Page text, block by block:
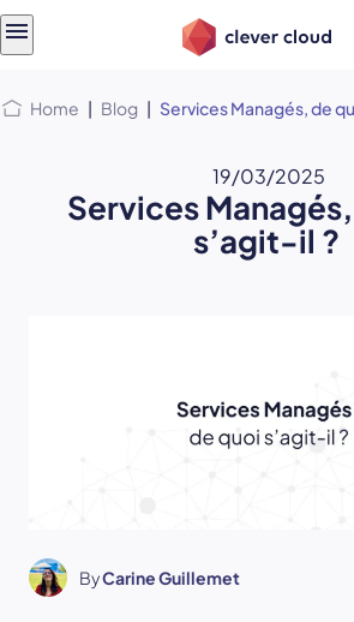
Home | Blog | Services Managés, de
19/03/2025
Services
s’agit-il ?
ByCarine Guillemet